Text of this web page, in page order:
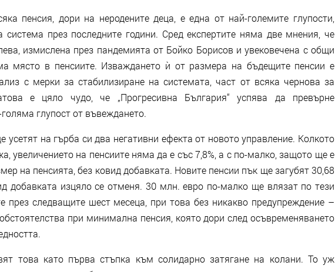
пенсия, дори на неродените деца, е една от най-големите глупости,
система през последните години. Сред експертите няма две мнения, че
измислена през пандемията от Бойко Борисов и увековечена с общи
място в пенсиите. Изваждането ѝ от размера на бъдещите пенсии е
с мерки за стабилизиране на системата, част от всяка чернова за
е цяло чудо, че „Прогресивна България“ успява да превърне
глупост от въвеждането.
усетят на гърба си два негативни ефекта от новото управление. Колкото
увеличението на пенсиите няма да е със 7,8%, а с по-малко, защото ще е
на пенсията, без ковид добавката. Новите пенсии пък ще загубят 30,68
добавката изцяло се отменя. 30 млн. евро по-малко ще влязат по тези
през следващите шест месеца, при това без никакво предупреждение –
при минимална пенсия, която дори след осъвременяването
това като първа стъпка към солидарно затягане на колани. То уж